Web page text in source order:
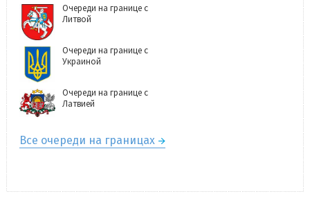
Очереди на границе с
Литвой
Очереди на границе с
Украиной
Очереди на границе с
Латвией
Все очереди на границах